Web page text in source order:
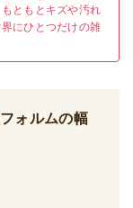
ともとキズや汚れ
にひとつだけの雑
ォルムの幅